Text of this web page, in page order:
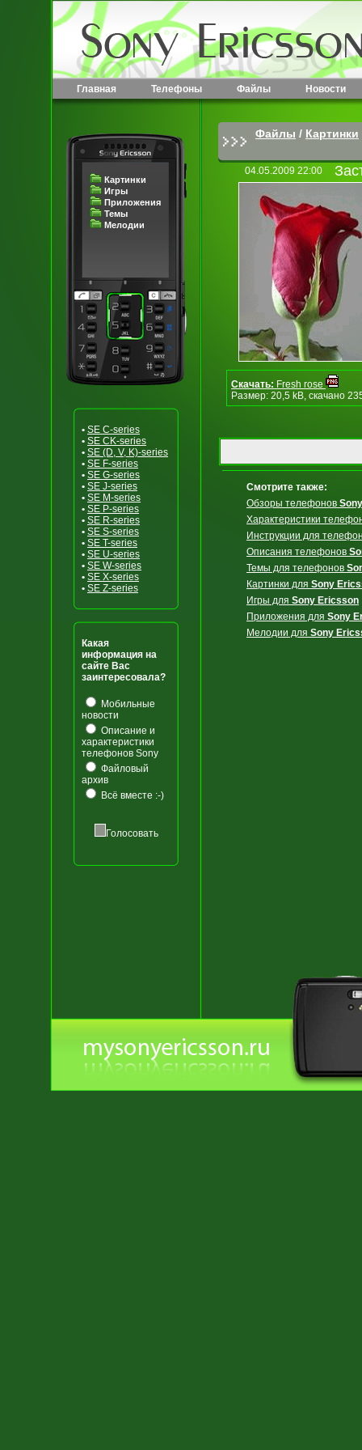
Главная Телефоны Файлы Новости
Картинки
Игры
Приложения
Темы
Мелодии
• SE C-series
• SE CK-series
• SE (D, V, K)-series
• SE F-series
• SE G-series
• SE J-series
• SE M-series
• SE P-series
• SE R-series
• SE S-series
• SE T-series
• SE U-series
• SE W-series
• SE X-series
• SE Z-series
Какая
информация на
сайте Вас
заинтересовала?
Мобильные
новости
Описание и
характеристики
телефонов Sony
Файловый
архив
Всё вместе :-)
Голосовать
Файлы / Картинки
04.05.2009 22:00
Скачать: Fresh rose
Размер: 20,5 kB, скачано
Смотрите также:
Обзоры телефонов
Характеристики
Инструкции для
Описания телефонов
Темы для телефонов
Картинки для Sony
Игры для Sony Ericsson
Приложения для Sony
Мелодии для Sony